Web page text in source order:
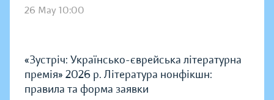
26 May 10:00
«Зустріч: Українсько-єврейська літературна
премія» 2026 р. Література нонфікшн:
правила та форма заявки